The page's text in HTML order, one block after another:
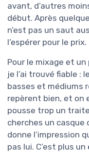
avant, d’autres
début. Après
n’est pas un saut
l’espérer pour le prix.
Pour le mixage et
je l’ai trouvé fiable :
basses et médiums
repèrent bien, et on
pousse trop un
cherches un
donne l’impression
pas lui. C’est plus un